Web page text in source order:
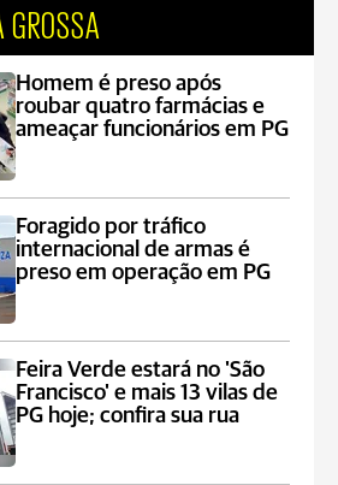
GROSSA
Homem é preso após
roubar quatro farmácias e
ameaçar funcionários em PG
Foragido por tráfico
internacional de armas é
preso em operação em PG
Feira Verde estará no 'São
Francisco' e mais 13 vilas de
PG hoje; confira sua rua